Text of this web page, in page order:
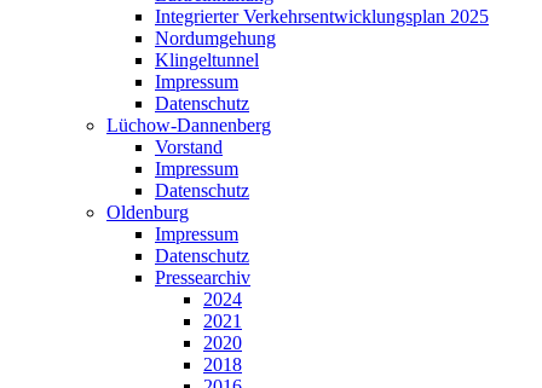
Integrierter Verkehrsentwicklungsplan 2025
Nordumgehung
Klingeltunnel
Impressum
Datenschutz
Lüchow-Dannenberg
Vorstand
Impressum
Datenschutz
Oldenburg
Impressum
Datenschutz
Pressearchiv
2024
2021
2020
2018